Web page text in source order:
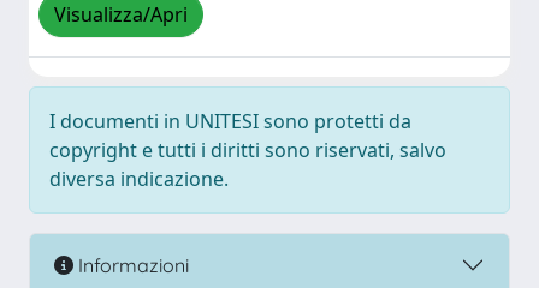
Visualizza/Apri
I documenti in UNITESI sono protetti da
copyright e tutti i diritti sono riservati, salvo
diversa indicazione.
Informazioni